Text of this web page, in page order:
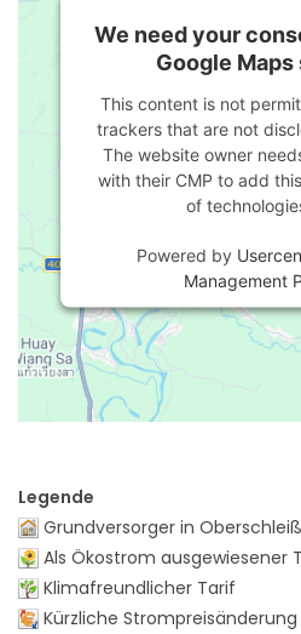
We need your
Google
This content is not
trackers that are not
The website owner
with their CMP to add
of
Powered by
Management
Legende
Grundversorger in
Als Ökostrom ausgewiesener
Klimafreundlicher Tarif
Kürzliche Strompreisänderung